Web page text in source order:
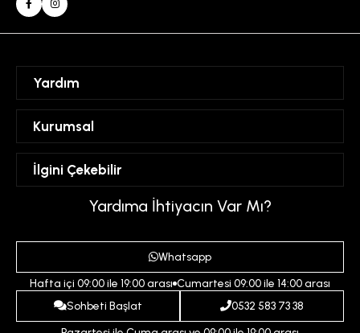
Yardım
Hesabım
Favorilerim
Kurumsal
Mesafeli Satış Sözleşmesi
Üyelik Sözleşmesi
Gizlilik ve Güvenlik Politikası
Ödeme ve Teslimat Koşulları
İptal ve İade Koşulları
İlgini Çekebilir
İndirim
Yardıma İhtiyacın Var Mı?
Whatsapp
Hafta içi 09:00 ile 19:00 arası Cumartesi 09:00 ile 14:00 arası
Sohbeti Başlat
0532 583 73 38